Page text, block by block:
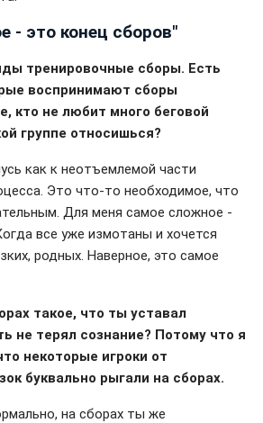
- это конец сборов"
тренировочные сборы. Есть
воспринимают сборы
кто не любит много беговой
группе относишься?
как к неотъемлемой части
Это что-то необходимое, что
Для меня самое сложное -
все уже измотаны и хочется
родных. Наверное, это самое
такое, что ты уставал
не терял сознание? Потому что я
некоторые игроки от
буквально рыгали на сборах.
на сборах ты же